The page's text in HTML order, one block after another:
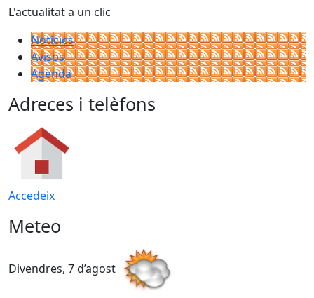
L'actualitat a un clic
Notícies
Avisos
Agenda
Adreces i telèfons
Accedeix
Meteo
Divendres, 7 d’agost